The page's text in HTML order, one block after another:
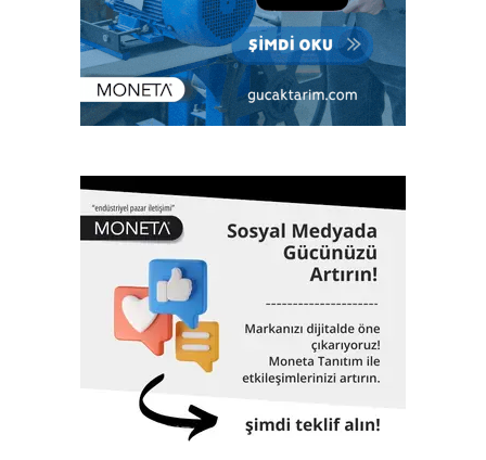
üzere enerjiden imalata, savunma sanayiinden lojistiğe
kadar tüm sektörlerde; klaslama, denetim, kalite yönetim
ve ileri mühendislik gibi birçok alanda hizmet veriyor. Çok
sayıda bilimsel ve teknik konferanslarda yer almanın yanı
sıra aynı zamanda eğitimler veriyor, çok sayıda öğrenciye
3000 adet geminin klaslama hizmetinin yanı sıra, Türkiye
ekonomisinin can damarı olan dünyaya mal olmuş projelere
de imza atıyor. 61 yıllık tarihinde altmış biri aşkın dev proje,
Türk Loydu’nun da imzası ve çalışmalarıyla hayata geçti.
İstanbul Havalimanı, Akkuyu Nükleer Güç Santrali, Yavuz
Sultan Selim Köprüsü, Osman Gazi Köprüsü, 1915
Çanakkale Köprüsü, Yüksek Hızlı Tren, TCG Anadolu
Gemisi, Nene Hatun Sondaj Gemisi, Rize-Artvin Havalimanı,
birçok futbol stadyumu bunlardan sadece birkaçıdır.
Klaslama, yasal sertifikasyon, test, muayene,